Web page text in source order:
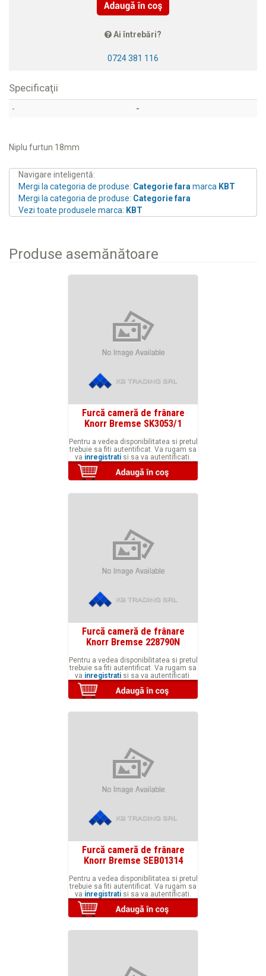
Ai întrebări?
0724 381 116
Specificaţii
- -
Niplu furtun 18mm
Navigare inteligentă:
Mergi la categoria de produse: Categorie fara marca KBT
Mergi la categoria de produse: Categorie fara
Vezi toate produsele marca: KBT
Produse asemănătoare
Furcă cameră de frânare
Knorr Bremse SK3053/1
Pentru a vedea disponibilitatea si pretul
trebuie sa fiti autentificat. Va rugam sa
va inregistrati si sa va autentificati.
Furcă cameră de frânare
Knorr Bremse 228790N
Pentru a vedea disponibilitatea si pretul
trebuie sa fiti autentificat. Va rugam sa
va inregistrati si sa va autentificati.
Furcă cameră de frânare
Knorr Bremse SEB01314
Pentru a vedea disponibilitatea si pretul
trebuie sa fiti autentificat. Va rugam sa
va inregistrati si sa va autentificati.